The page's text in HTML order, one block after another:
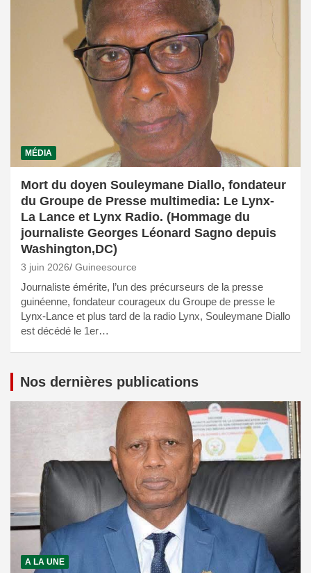
MÉDIA
Mort du doyen Souleymane Diallo, fondateur
du Groupe de Presse multimedia: Le Lynx-
La Lance et Lynx Radio. (Hommage du
journaliste Georges Léonard Sagno depuis
Washington,DC)
3 juin 2026 Guineesource
Journaliste émérite, l’un des précurseurs de la presse
guinéenne, fondateur courageux du Groupe de presse le
Lynx-Lance et plus tard de la radio Lynx, Souleymane Diallo
est décédé le 1er…
Nos dernières publications
A LA UNE